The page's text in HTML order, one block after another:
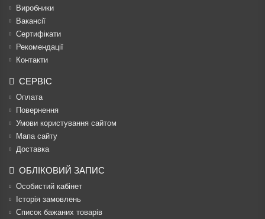
Виробники
Вакансії
Сертифікати
Рекомендації
Контакти
СЕРВІС
Оплата
Повернення
Умови користування сайтом
Мапа сайту
Доставка
ОБЛІКОВИЙ ЗАПИС
Особистий кабінет
Історія замовлень
Список бажаних товарів